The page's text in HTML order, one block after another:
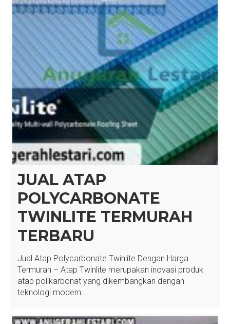
JUAL ATAP
POLYCARBONATE
TWINLITE TERMURAH
TERBARU
Jual Atap Polycarbonate Twinlite Dengan Harga
Termurah – Atap Twinlite merupakan inovasi produk
atap polikarbonat yang dikembangkan dengan
teknologi modern.…